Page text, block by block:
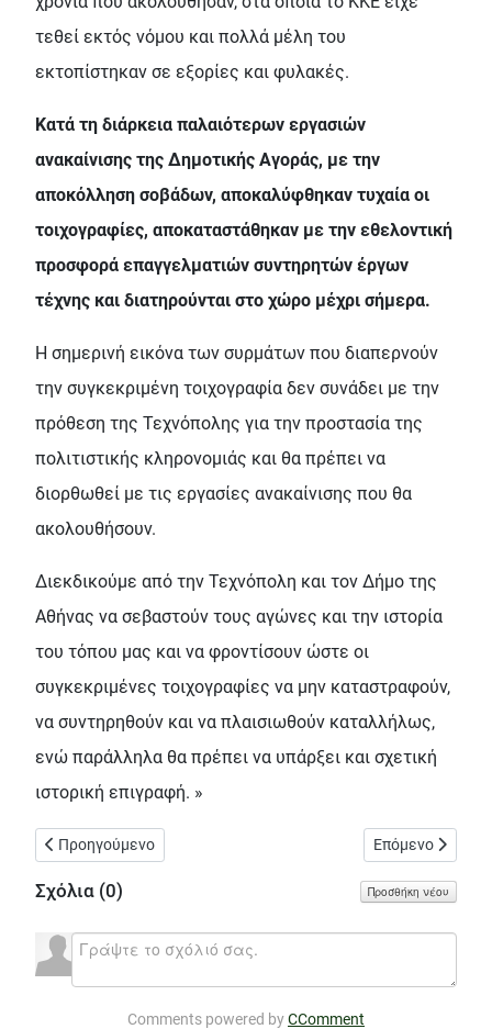
τεθεί εκτός νόμου και πολλά μέλη του
εκτοπίστηκαν σε εξορίες και φυλακές.
Κατά τη διάρκεια παλαιότερων εργασιών
ανακαίνισης της Δημοτικής Αγοράς, με την
αποκόλληση σοβάδων, αποκαλύφθηκαν τυχαία οι
τοιχογραφίες, αποκαταστάθηκαν με την εθελοντική
προσφορά επαγγελματιών συντηρητών έργων
τέχνης και διατηρούνται στο χώρο μέχρι σήμερα.
Η σημερινή εικόνα των συρμάτων που διαπερνούν
την συγκεκριμένη τοιχογραφία δεν συνάδει με την
πρόθεση της Τεχνόπολης για την προστασία της
πολιτιστικής κληρονομιάς και θα πρέπει να
διορθωθεί με τις εργασίες ανακαίνισης που θα
ακολουθήσουν.
Διεκδικούμε από την Τεχνόπολη και τον Δήμο της
Αθήνας να σεβαστούν τους αγώνες και την ιστορία
του τόπου μας και να φροντίσουν ώστε οι
συγκεκριμένες τοιχογραφίες να μην καταστραφούν,
να συντηρηθούν και να πλαισιωθούν καταλλήλως,
ενώ παράλληλα θα πρέπει να υπάρξει και σχετική
ιστορική επιγραφή. »
Προηγούμενο άρθρο: Δήμος Αθηναίων / Κίτρινα πλαίσια
Προηγούμενο Επόμενο άρθρο:
Επόμενο
Σχόλια (0) Προσθήκη νέου
Comments powered byCComment